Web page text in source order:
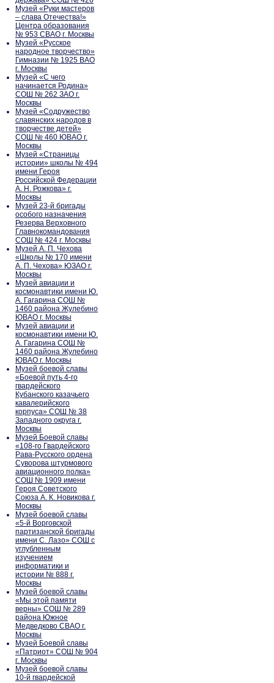
Музей «Руки мастеров
– слава Отечества!»
Центра образования
№ 953 СВАО г. Москвы
Музей «Русское
народное творчество»
Гимназии № 1925 ВАО
г. Москвы
Музей «С чего
начинается Родина»
СОШ № 262 ЗАО г.
Москвы
Музей «Содружество
славянских народов в
творчестве детей»
СОШ № 460 ЮВАО г.
Москвы
Музей «Страницы
истории» школы № 494
имени Героя
Российской Федерации
А. Н. Рожкова» г.
Москвы
Музей 23-й бригады
особого назначения
Резерва Верховного
Главнокомандования
СОШ № 424 г. Москвы
Музей А. П. Чехова
«Школы № 170 имени
А. П. Чехова» ЮЗАО г.
Москвы
Музей авиации и
космонавтики имени Ю.
А. Гагарина СОШ №
1460 района Жулебино
ЮВАО г. Москвы
Музей авиации и
космонавтики имени Ю.
А. Гагарина СОШ №
1460 района Жулебино
ЮВАО г. Москвы
Музей боевой славы
«Боевой путь 4-го
гвардейского
Кубанского казачьего
кавалерийского
корпуса» СОШ № 38
Западного округа г.
Москвы
Музей Боевой славы
«108-го Гвардейского
Рава-Русского ордена
Суворова штурмового
авиационного полка»
СОШ № 1909 имени
Героя Советского
Союза А. К. Новикова г.
Москвы
Музей боевой славы
«5-й Ворговской
партизанской бригады
имени С. Лазо» СОШ с
углубленным
изучением
информатики и
истории № 888 г.
Москвы
Музей боевой славы
«Мы этой памяти
верны» СОШ № 289
района Южное
Медведково СВАО г.
Москвы
Музей Боевой славы
«Патриот» СОШ № 904
г. Москвы
Музей боевой славы
10-й гвардейской